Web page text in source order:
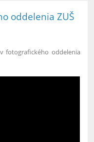
oddelenia ZUŠ
fotografického oddelenia